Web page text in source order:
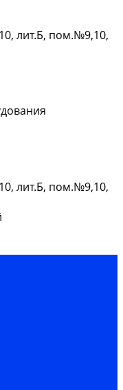
лит.Б, пом.№9,10,
лит.Б, пом.№9,10,